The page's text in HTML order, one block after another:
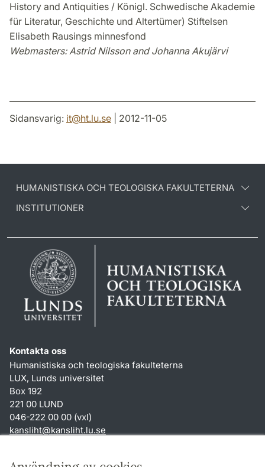
History and Antiquities / Königl. Schwedische Akademie
für Literatur, Geschichte und Altertümer) Stiftelsen
Elisabeth Rausings minnesfond
Webmasters: Astrid Nilsson and Johanna Akujärvi
Sidansvarig: it@ht.lu.se | 2012-11-05
HUMANISTISKA OCH TEOLOGISKA FAKULTETERNA
INSTITUTIONER
Kontakta oss
Humanistiska och teologiska fakulteterna
LUX, Lunds universitet
Box 192
221 00 LUND
046-222 00 00 (vxl)
kansliht@kansliht.lu.se
Genvägar